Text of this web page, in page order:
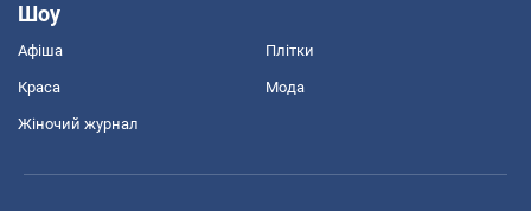
Шоу
Афіша Плітки
Краса Мода
Жіночий журнал